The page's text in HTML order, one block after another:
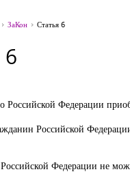
ЗаКон Статья 6
6
Российской Федерации
Российской
Федерации не